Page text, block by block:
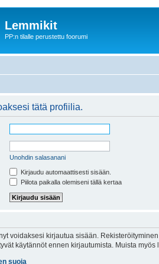
Lemmikit
PP:n tilalle perustettu foorumi
tätä profiilia.
Unohdin salasanani
Kirjaudu automaattisesti sisään.
Piilota paikalla olemiseni tällä kertaa
voidaksesi kirjautua sisään.
käytännöt ennen kirjautumista. Muista
suoja